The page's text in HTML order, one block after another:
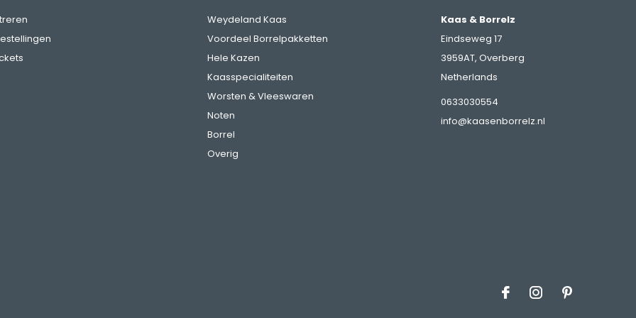
Weydeland Kaas
Voordeel Borrelpakketten
Hele Kazen
Kaasspecialiteiten
Worsten & Vleeswaren
Noten
Borrel
Overig
Kaas & Borrelz
Eindseweg 17
3959AT, Overberg
Netherlands
0633030554
info@kaasenborrelz.nl